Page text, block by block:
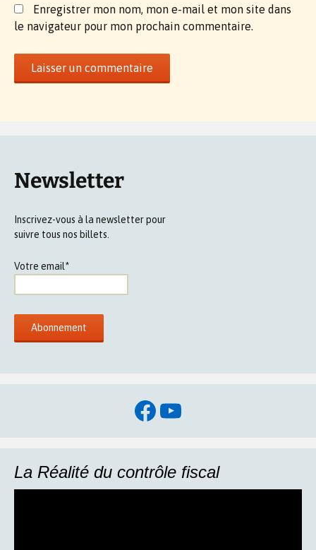
Enregistrer mon nom, mon e-mail et mon site dans
le navigateur pour mon prochain commentaire.
Newsletter
Inscrivez-vous à la newsletter pour
suivre tous nos billets.
Votre email*
Facebook
YouTube
La Réalité du contrôle fiscal